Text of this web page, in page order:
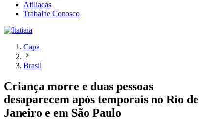
Afiliadas
Trabalhe Conosco
Capa
Brasil
Criança morre e duas pessoas
desaparecem após temporais no Rio de
Janeiro e em São Paulo